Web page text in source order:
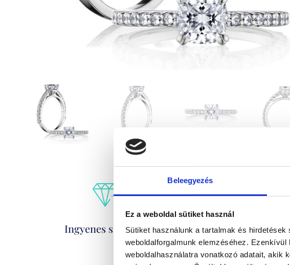
Beleegyezés
Ez a weboldal sütiket használ
Sütiket használunk a tartalmak és
weboldalforgalmunk elemzéséhez.
weboldalhasználatra vonatkozó adatait, akik
Ingyenes szállítás Kizárólag hazai